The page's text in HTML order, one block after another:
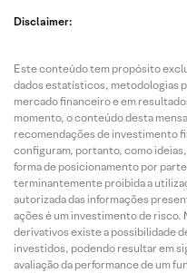
Disclaimer:
Este conteúdo tem propósito
dados estatísticos, metodologias
mercado financeiro e em
momento, o conteúdo desta
recomendações de investimento
configuram, portanto, como
forma de posicionamento por
terminantemente proibida a
autorizada das informações
ações é um investimento de risco.
derivativos existe a possibilidade
investidos, podendo resultar em
avaliação da performance de um